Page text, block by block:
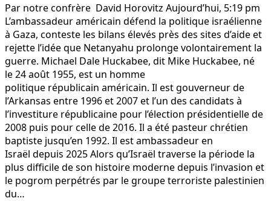
Par notre confrère David Horovitz Aujourd’hui, 5:19 pm
L’ambassadeur américain défend la politique israélienne
à Gaza, conteste les bilans élevés près des sites d’aide et
rejette l’idée que Netanyahu prolonge volontairement la
guerre. Michael Dale Huckabee, dit Mike Huckabee, né
le 24 août 1955, est un homme
politique républicain américain. Il est gouverneur de
l’Arkansas entre 1996 et 2007 et l’un des candidats à
l’investiture républicaine pour l’élection présidentielle de
2008 puis pour celle de 2016. Il a été pasteur chrétien
baptiste jusqu’en 1992. Il est ambassadeur en
Israël depuis 2025 Alors qu’Israël traverse la période la
plus difficile de son histoire moderne depuis l’invasion et
le pogrom perpétrés par le groupe terroriste palestinien
du…